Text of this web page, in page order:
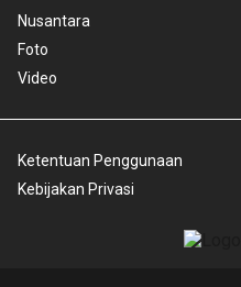
Nusantara
Foto
Video
Ketentuan Penggunaan
Kebijakan Privasi